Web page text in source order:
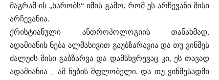
მაგრამ ის „ხარობს“ იმის გამო, რომ ეს არჩევანი მისი
არჩევანია.
ქრისტიანული ანთროპოლოგიის თანახმად,
ადამიანის ნება ალმასივით გაუბზარავია და თუ ვინმეს
ძალუძს მისი გაბზარვა და დამსხვრევაც კი, ეს თავად
ადამიანია _ ამ ნების მფლობელი. და თუ ვინმესადმი